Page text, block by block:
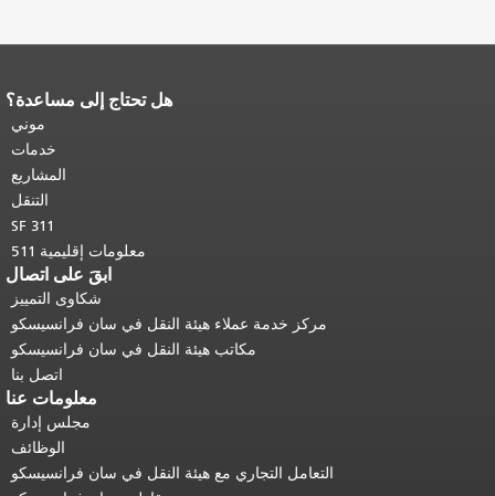
هل تحتاج إلى مساعدة؟
موني
خدمات
المشاريع
التنقل
SF 311
معلومات إقليمية 511
ابقَ على اتصال
شكاوى التمييز
مركز خدمة عملاء هيئة النقل في سان فرانسيسكو
مكاتب هيئة النقل في سان فرانسيسكو
اتصل بنا
معلومات عنا
مجلس إدارة
الوظائف
التعامل التجاري مع هيئة النقل في سان فرانسيسكو